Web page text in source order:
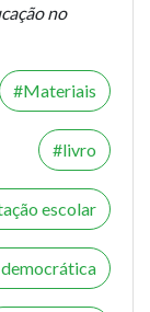
no
Materiais
livro
escolar